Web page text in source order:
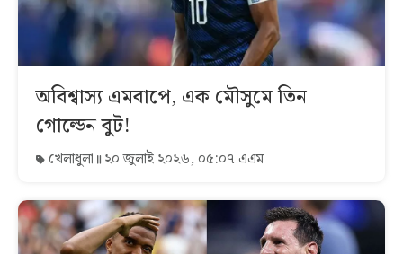
অবিশ্বাস্য এমবাপে, এক মৌসুমে তিন
গোল্ডেন বুট!
খেলাধুলা ২০ জুলাই ২০২৬, ০৫:০৭ এএম